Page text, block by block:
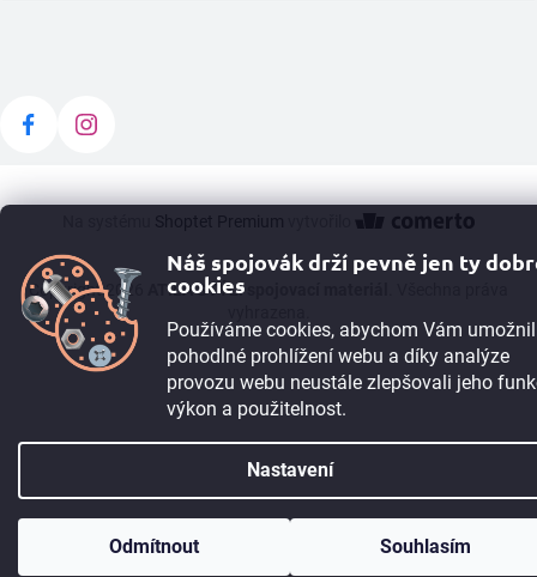
Náš spojovák drží pevně jen ty
cookies
Používáme cookies, abychom Vám
pohodlné prohlížení webu a díky analýze
provozu webu neustále zlepšovali jeho
výkon a použitelnost.
Nastavení
Odmítnout Souhlasím
Registrujte sea získejte 5% slevu okamžitě. Pokud máte IČO, můžete
Copyright 2026 ATILA STÝL: spojovací materiál